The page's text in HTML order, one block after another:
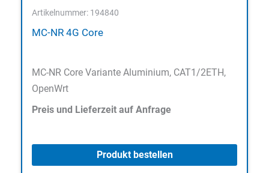
Artikelnummer: 194840
MC-NR 4G Core
MC-NR Core Variante Aluminium, CAT1/2ETH,
OpenWrt
Preis und Lieferzeit auf Anfrage
Produkt bestellen